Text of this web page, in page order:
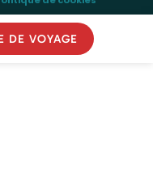
DE VOYAGE